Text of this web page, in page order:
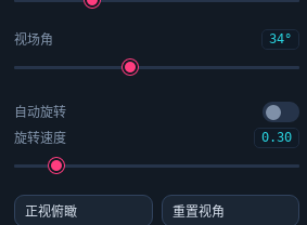
视场角 34°
自动旋转
旋转速度
0.30
正视俯瞰 重置视角